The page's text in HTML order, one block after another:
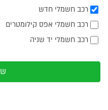
רכב חשמלי חדש
רכב חשמלי אפס קילומטרים
רכב חשמלי יד שניה